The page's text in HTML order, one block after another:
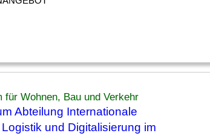
Wohnen, Bau und Verkehr
Abteilung Internationale
und Digitalisierung im